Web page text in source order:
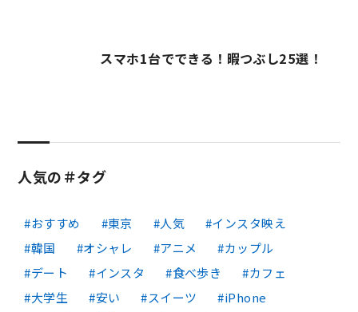
スマホ1台でできる！暇つぶし25選！
人気の＃タグ
おすすめ 東京 人気
インスタ映え
韓国
オシャレ アニメ
カップル
デート
インスタ 食べ歩き
カフェ
大学生
安い スイーツ
iPhone